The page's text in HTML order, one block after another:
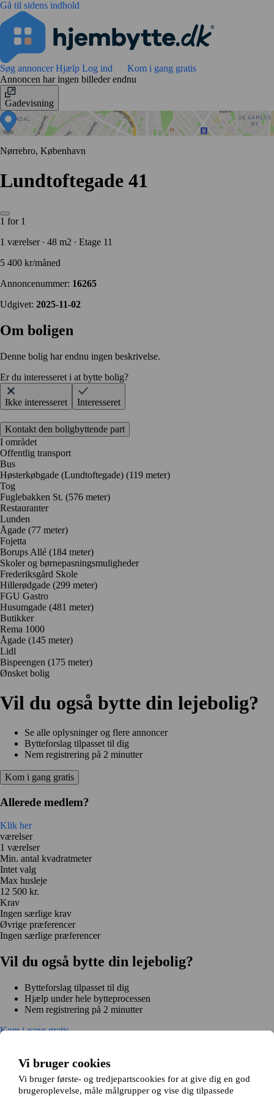
Gå til sidens indhold
Vi bruger cookies
Vi bruger første- og tredjepartscookies for at give dig en god
brugeroplevelse, måle målgrupper og vise dig tilpassede
Søg annoncerHjælp Log ind
Kom i gang gratis
Annoncen har ingen billeder endnu
Gadevisning
Nørrebro, København
Lundtoftegade 41
1 for 1
1 værelser ∙ 48 m2 ∙ Etage 11
5 400 kr/måned
Annoncenummer: 16265
Udgivet: 2025-11-02
Om boligen
Denne bolig har endnu ingen beskrivelse.
Er du interesseret i at bytte bolig?
Ikke interesseret Interesseret
Kontakt den boligbyttende part
I området
Offentlig transport
Bus
Høsterkøbgade (Lundtoftegade) (119 meter)
Tog
Fuglebakken St. (576 meter)
Restauranter
Lunden
Ågade (77 meter)
Fojetta
Borups Allé (184 meter)
Skoler og børnepasningsmuligheder
Frederiksgård Skole
Hillerødgade (299 meter)
FGU Gastro
Husumgade (481 meter)
Butikker
Rema 1000
Ågade (145 meter)
Lidl
Bispeengen (175 meter)
Ønsket bolig
Vil du også bytte din lejebolig?
Se alle oplysninger og flere annoncer
Bytteforslag tilpasset til dig
Nem registrering på 2 minutter
Kom i gang gratis
Allerede medlem?
Klik her
værelser
1 værelser
Min. antal kvadratmeter
Intet valg
Max husleje
12 500 kr.
Krav
Ingen særlige krav
Øvrige præferencer
Ingen særlige præferencer
Vil du også bytte din lejebolig?
Bytteforslag tilpasset til dig
Hjælp under hele bytteprocessen
Nem registrering på 2 minutter
Kom i gang gratis
Læs mere
Nyheder og tips
Om Hjembytte.dk